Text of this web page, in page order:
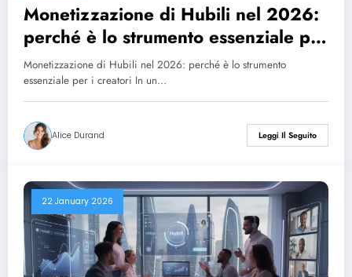
Monetizzazione di Hubili nel 2026:
perché è lo strumento essenziale per
i creatori
Monetizzazione di Hubili nel 2026: perché è lo strumento
essenziale per i creatori In un…
Alice Durand Leggi Il Seguito
22 January 2026